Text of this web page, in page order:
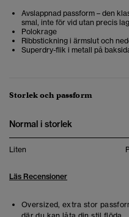
Avslappnad passform – den
smal, inte för vid utan precis
Polokrage
Ribbstickning i ärmslut och
Superdry-flik i metall på
Storlek och passform
Normal i storlek
Liten
Läs Recensioner
Oversized, extra stor